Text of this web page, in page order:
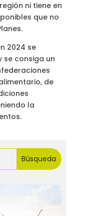
ni tiene en
que no
2024 se
se consiga un
de
la